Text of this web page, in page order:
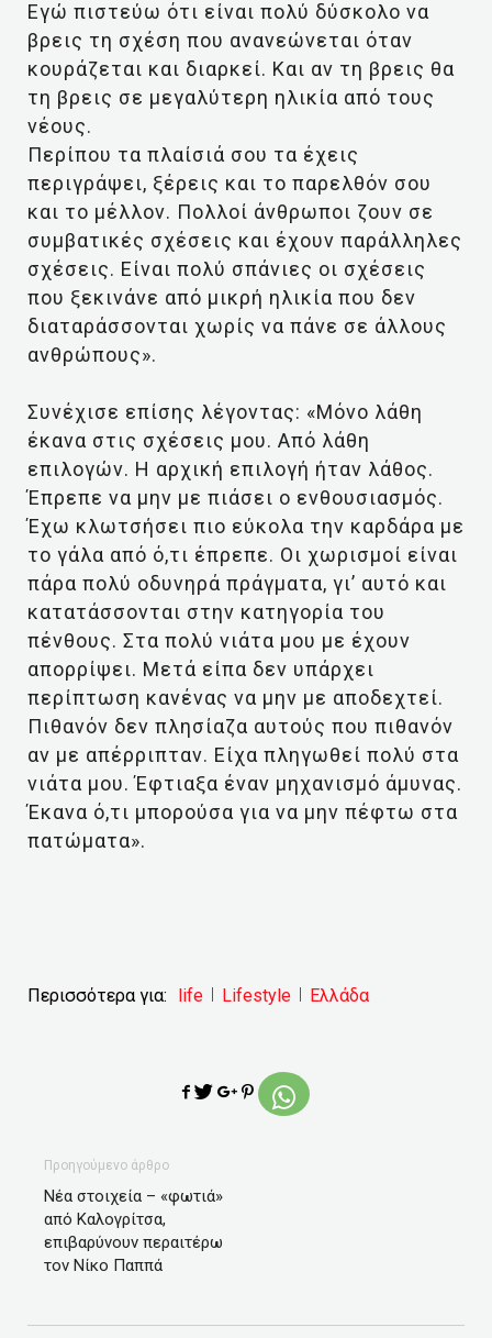
Εγώ πιστεύω ότι είναι πολύ δύσκολο να
βρεις τη σχέση που ανανεώνεται όταν
κουράζεται και διαρκεί. Και αν τη βρεις θα
τη βρεις σε μεγαλύτερη ηλικία από τους
νέους.
Περίπου τα πλαίσιά σου τα έχεις
περιγράψει, ξέρεις και το παρελθόν σου
και το μέλλον. Πολλοί άνθρωποι ζουν σε
συμβατικές σχέσεις και έχουν παράλληλες
σχέσεις. Είναι πολύ σπάνιες οι σχέσεις
που ξεκινάνε από μικρή ηλικία που δεν
διαταράσσονται χωρίς να πάνε σε άλλους
ανθρώπους».
Συνέχισε επίσης λέγοντας: «Μόνο λάθη
έκανα στις σχέσεις μου. Από λάθη
επιλογών. Η αρχική επιλογή ήταν λάθος.
Έπρεπε να μην με πιάσει ο ενθουσιασμός.
Έχω κλωτσήσει πιο εύκολα την καρδάρα με
το γάλα από ό,τι έπρεπε. Οι χωρισμοί είναι
πάρα πολύ οδυνηρά πράγματα, γι’ αυτό και
κατατάσσονται στην κατηγορία του
πένθους. Στα πολύ νιάτα μου με έχουν
απορρίψει. Μετά είπα δεν υπάρχει
περίπτωση κανένας να μην με αποδεχτεί.
Πιθανόν δεν πλησίαζα αυτούς που πιθανόν
αν με απέρριπταν. Είχα πληγωθεί πολύ στα
νιάτα μου. Έφτιαξα έναν μηχανισμό άμυνας.
Έκανα ό,τι μπορούσα για να μην πέφτω στα
πατώματα».
Περισσότερα για: life Lifestyle Ελλάδα
Προηγούμενο άρθρο
Νέα στοιχεία – «φωτιά»
από Καλογρίτσα,
επιβαρύνουν περαιτέρω
τον Νίκο Παππά